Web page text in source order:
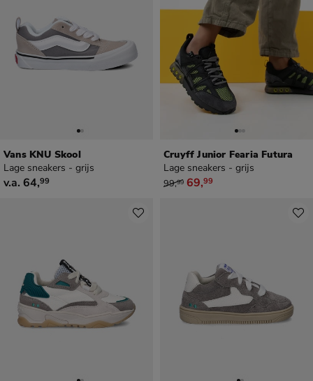
Vans KNU Skool
Lage sneakers - grijs
vanaf € 64,99
v.a. 64,99
Cruyff Junior Fearia Futura
Lage sneakers - grijs
van € 99,99 voor € 69,99
99,99 69,99